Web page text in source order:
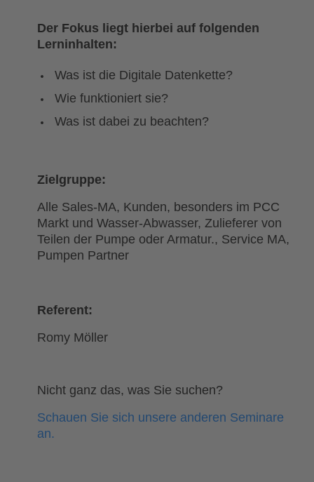
Der Fokus liegt hierbei auf folgenden
Lerninhalten:
Was ist die Digitale Datenkette?
Wie funktioniert sie?
Was ist dabei zu beachten?
Zielgruppe:
Alle Sales-MA, Kunden, besonders im PCC
Markt und Wasser-Abwasser, Zulieferer von
Teilen der Pumpe oder Armatur., Service MA,
Pumpen Partner
Referent:
Romy Möller
Nicht ganz das, was Sie suchen?
Schauen Sie sich unsere anderen Seminare
an.